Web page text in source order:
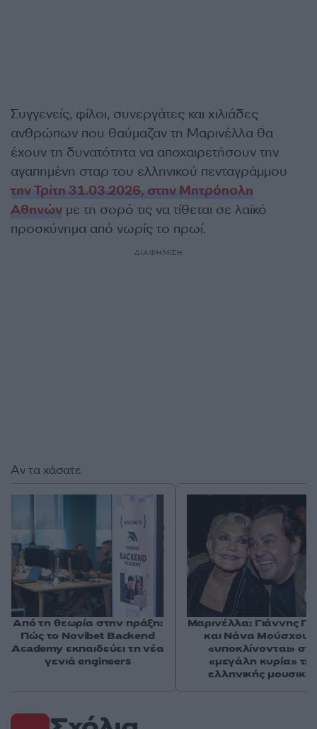
Συγγενείς, φίλοι, συνεργάτες και χιλιάδες
ανθρώπων που θαύμαζαν τη Μαρινέλλα θα
έχουν τη δυνατότητα να αποχαιρετήσουν την
αγαπημένη σταρ του ελληνικού πενταγράμμου
την Τρίτη 31.03.2026, στην Μητρόπολη
Αθηνών με τη σορό τις να τίθεται σε λαϊκό
προσκύνημα από νωρίς το πρωί.
ΔΙΑΦΗΜΙΣΗ
Αν τα χάσατε
Από τη θεωρία στην πράξη:
Πώς το Novibet Backend
Academy εκπαιδεύει τη νέα
γενιά engineers
Μαρινέλλα: Γιάννης
και Νάνα
«υποκλίνονται»
«μεγάλη κυρία»
ελληνικής